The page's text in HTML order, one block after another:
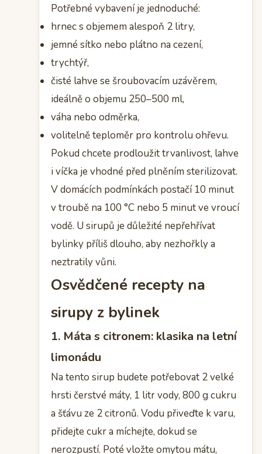
Potřebné vybavení je jednoduché:
hrnec s objemem alespoň 2 litry,
jemné sítko nebo plátno na cezení,
trychtýř,
čisté lahve se šroubovacím uzávěrem,
ideálně o objemu 250–500 ml,
váha nebo odměrka,
volitelně teploměr pro kontrolu ohřevu.
Pokud chcete prodloužit trvanlivost, lahve
i víčka je vhodné před plněním sterilizovat.
V domácích podmínkách postačí 10 minut
v troubě na 100 °C nebo 5 minut ve vroucí
vodě. U sirupů je důležité nepřehřívat
bylinky příliš dlouho, aby nezhořkly a
neztratily vůni.
Osvědčené recepty na
sirupy z bylinek
1. Máta s citronem: klasika na letní
limonádu
Na tento sirup budete potřebovat 2 velké
hrsti čerstvé máty, 1 litr vody, 800 g cukru
a šťávu ze 2 citronů. Vodu přiveďte k varu,
přidejte cukr a míchejte, dokud se
nerozpustí. Poté vložte omytou mátu,